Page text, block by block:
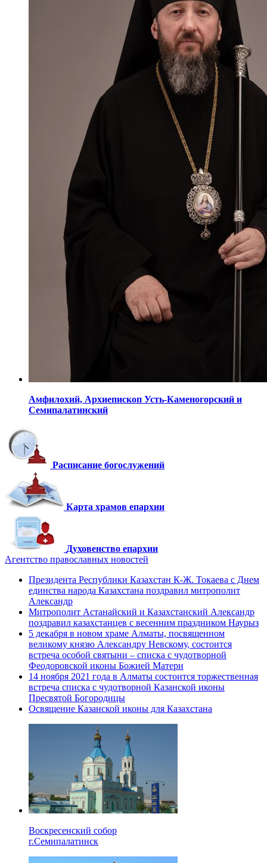
Амфилохий, Архиепископ Усть-Каменогорский и
Семипалатинский
Расписание богослужений
Карта храмов епархии
Духовенство епархии
Агентство православных новостей
Президента Республики Казахстан К-Ж. Токаева с Днем
единства народа Казахстана поздравил митрополит
Александр
Митрополит Астанайский и Казахстанский Александр
поздравил казахстанцев с весенним праздником Наурыз
5 декабря в новом храме Алматы, посвященном
великому князю Александру Невскому, состоится
встреча особой святыни – списка с чудотворной
Феодоровской иконы Божией Матери
14 ноября 2021 года в Алматы состоится торжественная
встреча списка с чудотворной Казанской иконы
Пресвятой Богородицы
Освящение Казанской иконы для Казахстана
Воскресенский собор
г.Семипалатинск